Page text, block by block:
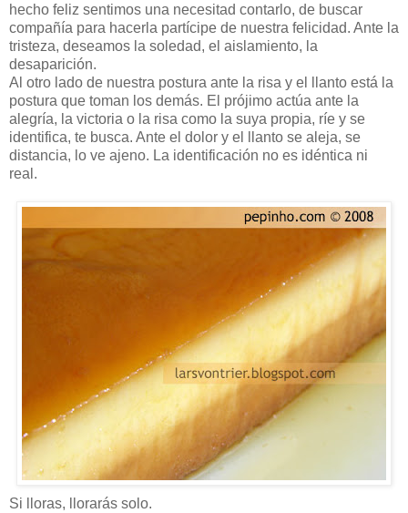
hecho feliz sentimos una necesitad contarlo, de buscar
compañía para hacerla partícipe de nuestra felicidad. Ante la
tristeza, deseamos la soledad, el aislamiento, la
desaparición.
Al otro lado de nuestra postura ante la risa y el llanto está la
postura que toman los demás. El prójimo actúa ante la
alegría, la victoria o la risa como la suya propia, ríe y se
identifica, te busca. Ante el dolor y el llanto se aleja, se
distancia, lo ve ajeno. La identificación no es idéntica ni
real.
Si lloras, llorarás solo.